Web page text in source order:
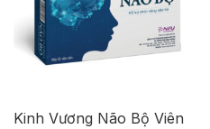
Kinh Vương Não Bộ Viên